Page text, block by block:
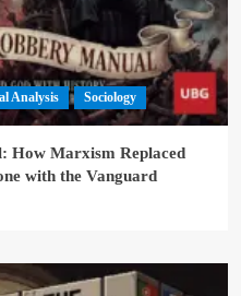
Analysis Sociology
How Marxism Replaced
with the Vanguard